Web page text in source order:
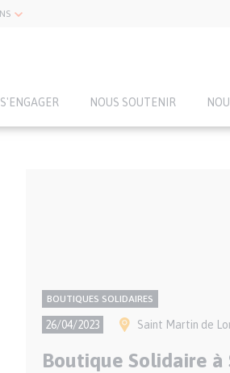
S'ENGAGER NOUS SOUTENIR
CONTENU
NATIONAL
Thème
BOUTIQUES SOLIDAIRES
26/04/2023 Ville(s)
Saint Martin de
Boutique Solidaire